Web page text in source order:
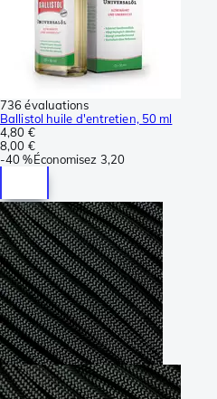
736 évaluations
Ballistol huile d'entretien, 50 ml
4,80 €
8,00 €
-40 %Économisez 3,20